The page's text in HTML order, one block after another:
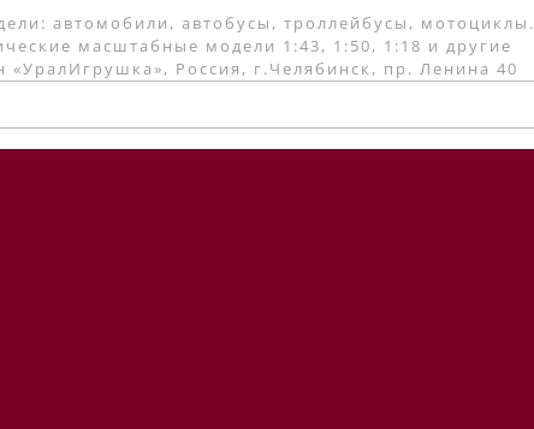
автомобили, автобусы, троллейбусы, мотоциклы.
масштабные модели 1:43, 1:50, 1:18 и другие
«УралИгрушка», Россия, г.Челябинск, пр. Ленина 40